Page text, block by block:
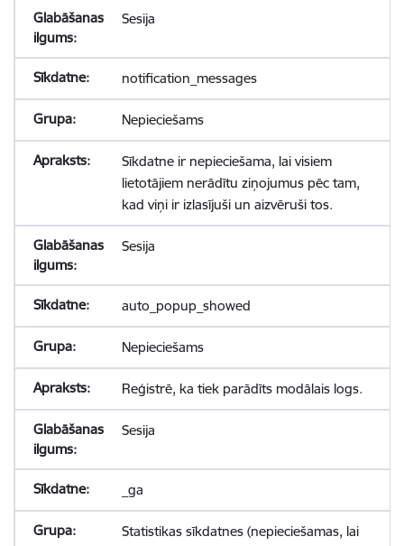
Sesija
notification_messages
Nepieciešams
Sīkdatne ir nepieciešama, lai visiem
lietotājiem nerādītu ziņojumus pēc tam,
kad viņi ir izlasījuši un aizvēruši tos.
Sesija
auto_popup_showed
Nepieciešams
Reģistrē, ka tiek parādīts modālais logs.
Sesija
_ga
Statistikas sīkdatnes (nepieciešamas, lai